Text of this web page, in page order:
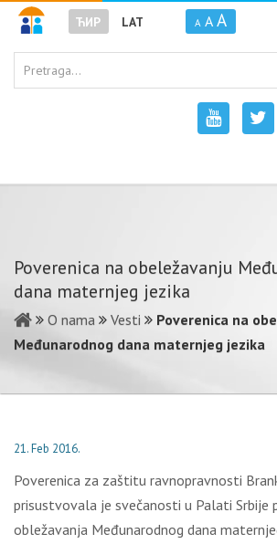
ЋИР LAT A A A
Poverenica na obeležavanju
dana maternjeg jezika
O nama Vesti
Poverenica na
Međunarodnog dana maternjeg jezika
21. Feb 2016.
Poverenica za zaštitu ravnopravnosti
prisustvovala je svečanosti u Palati Srbije
obležavanja Međunarodnog dana